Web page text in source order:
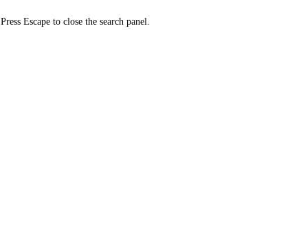
Press Escape to close the search panel.